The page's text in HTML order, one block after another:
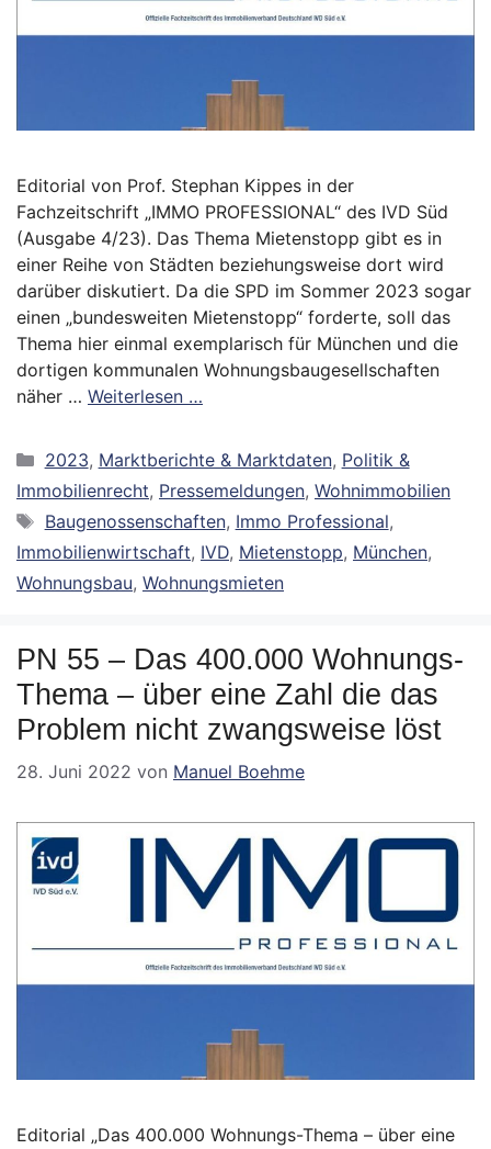
Editorial von Prof. Stephan Kippes in der
Fachzeitschrift „IMMO PROFESSIONAL“ des IVD Süd
(Ausgabe 4/23). Das Thema Mietenstopp gibt es in
einer Reihe von Städten beziehungsweise dort wird
darüber diskutiert. Da die SPD im Sommer 2023 sogar
einen „bundesweiten Mietenstopp“ forderte, soll das
Thema hier einmal exemplarisch für München und die
dortigen kommunalen Wohnungsbaugesellschaften
näher … Weiterlesen …
Kategorien
2023, Marktberichte & Marktdaten, Politik &
Immobilienrecht, Pressemeldungen, Wohnimmobilien
Schlagwörter
Baugenossenschaften, Immo Professional,
Immobilienwirtschaft, IVD, Mietenstopp, München,
Wohnungsbau, Wohnungsmieten
PN 55 – Das 400.000 Wohnungs-
Thema – über eine Zahl die das
Problem nicht zwangsweise löst
28. Juni 2022 von Manuel Boehme
Editorial „Das 400.000 Wohnungs-Thema – über eine